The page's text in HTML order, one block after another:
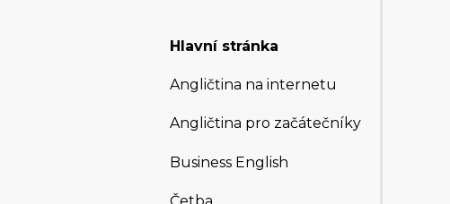
Hlavní stránka
Angličtina na internetu
Angličtina pro začátečníky
Business English